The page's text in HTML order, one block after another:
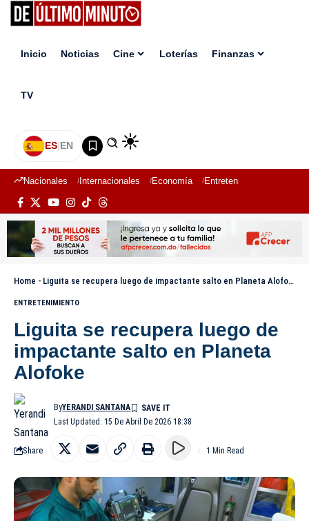
Inicio Noticias Cine Loterías Finanzas
TV
ES|EN
Nacionales Internacionales Economía Entretenimiento
Home - Liguita se recupera luego de impactante salto en Planeta Alofoke
ENTRETENIMIENTO
Liguita se recupera luego de
impactante salto en Planeta
Alofoke
Last Updated: 15 De Abril De 2026 18:38
ByYERANDI SANTANA
Share 1 Min Read